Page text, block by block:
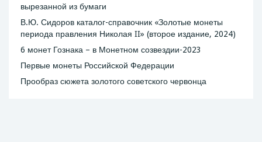
вырезанной из бумаги
В.Ю. Сидоров каталог-справочник «Золотые монеты
периода правления Николая II» (второе издание, 2024)
6 монет Гознака – в Монетном созвездии-2023
Первые монеты Российской Федерации
Прообраз сюжета золотого советского червонца